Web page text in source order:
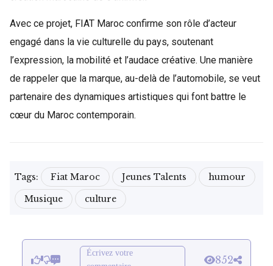
Avec ce projet, FIAT Maroc confirme son rôle d’acteur
engagé dans la vie culturelle du pays, soutenant
l’expression, la mobilité et l’audace créative. Une manière
de rappeler que la marque, au-delà de l’automobile, se veut
partenaire des dynamiques artistiques qui font battre le
cœur du Maroc contemporain.
Tags: Fiat Maroc Jeunes Talents
humour
Musique
culture
Écrivez votre
852